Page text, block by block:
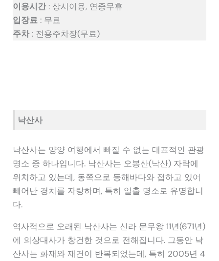
이용시간: 상시이용, 연중무휴
입장료 : 무료
주차: 전용주차장(무료)
낙산사
낙산사는 양양 여행에서 빠질 수 없는 대표적인 관광
명소 중 하나입니다. 낙산사는 오봉산(낙산) 자락에
위치하고 있는데, 동쪽으로 동해바다와 접하고 있어
빼어난 경치를 자랑하며, 특히 일출 명소로 유명합니
다.
역사적으로 오래된 낙산사는 신라 문무왕 11년(671년)
에 의상대사가 창건한 것으로 전해집니다. 그동안 낙
산사는 화재와 재건이 반복되었는데, 특히 2005년 4